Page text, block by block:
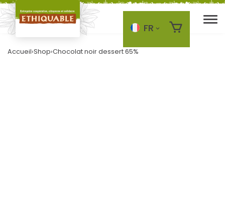
Skip to main content
FR
Accueil›Shop›Chocolat noir dessert 65%